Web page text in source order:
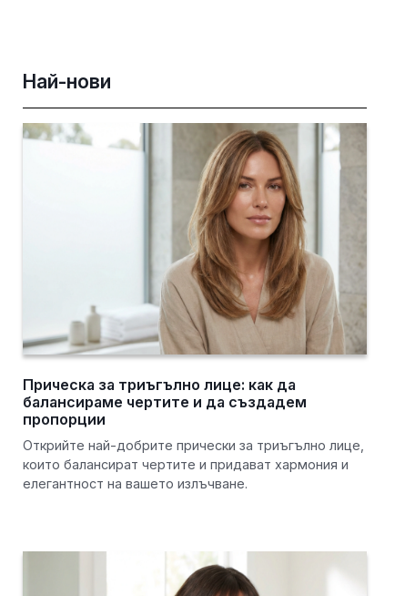
Най-нови
Прическа за триъгълно лице: как да
балансираме чертите и да създадем
пропорции
Открийте най-добрите прически за триъгълно лице,
които балансират чертите и придават хармония и
елегантност на вашето излъчване.